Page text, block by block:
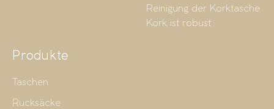
Reinigung der Korktasche
Kork ist robust
Produkte
Taschen
Rucksäcke